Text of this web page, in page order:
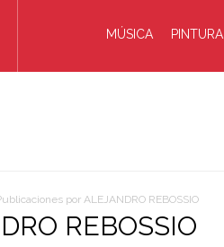
MÚSICA PINTURA
por ALEJANDRO REBOSSIO
REBOSSIO